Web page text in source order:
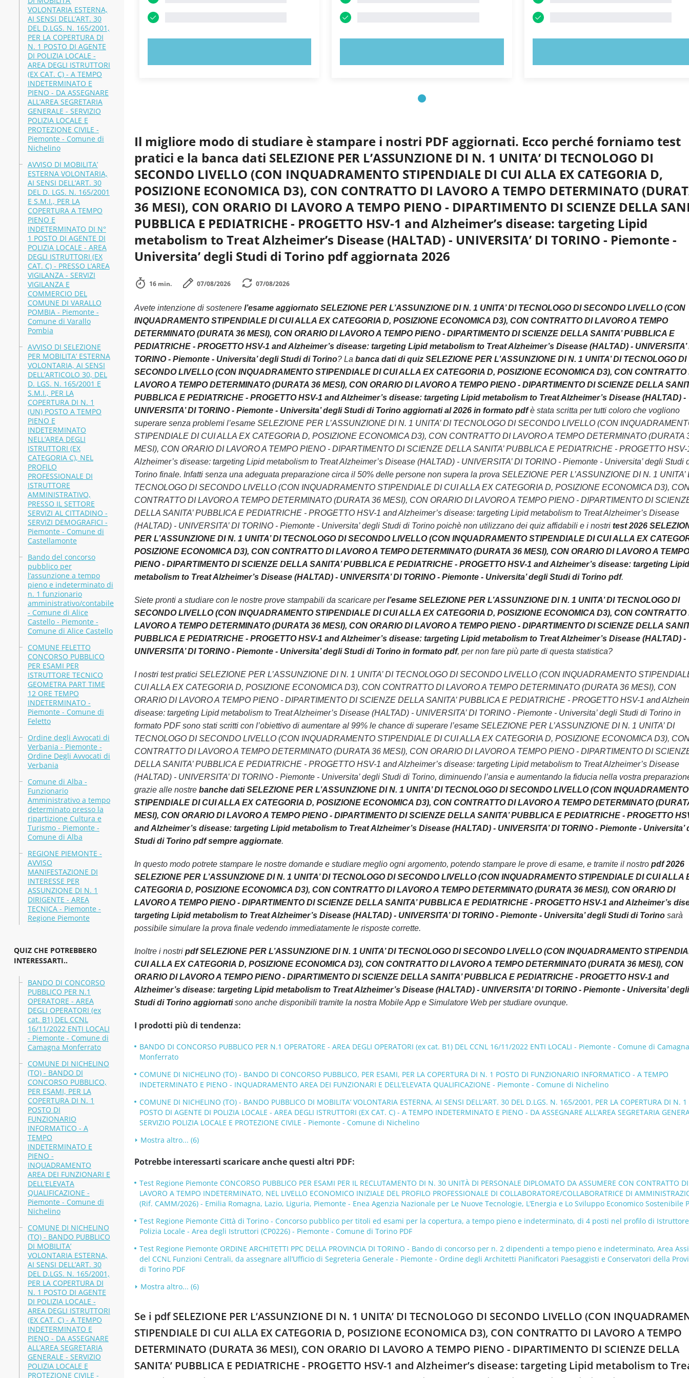
VOLONTARIA ESTERNA,
AI SENSI DELL’ART. 30
DEL D.LGS. N. 165/2001,
PER LA COPERTURA DI
N. 1 POSTO DI AGENTE
DI POLIZIA LOCALE -
AREA DEGLI ISTRUTTORI
(EX CAT. C) - A TEMPO
INDETERMINATO E
PIENO - DA ASSEGNARE
ALL’AREA SEGRETARIA
GENERALE - SERVIZIO
POLIZIA LOCALE E
PROTEZIONE CIVILE -
Piemonte - Comune di
Nichelino
AVVISO DI MOBILITA’
ESTERNA VOLONTARIA,
AI SENSI DELL’ART. 30
DEL D. LGS. N. 165/2001
E S.M.I., PER LA
COPERTURA A TEMPO
PIENO E
INDETERMINATO DI N°
1 POSTO DI AGENTE DI
POLIZIA LOCALE - AREA
DEGLI ISTRUTTORI (EX
CAT. C) - PRESSO L’AREA
VIGILANZA - SERVIZI
VIGILANZA E
COMMERCIO DEL
COMUNE DI VARALLO
POMBIA - Piemonte -
Comune di Varallo
Pombia
AVVISO DI SELEZIONE
PER MOBILITA’ ESTERNA
VOLONTARIA, AI SENSI
DELL’ARTICOLO 30, DEL
D. LGS. N. 165/2001 E
S.M.I., PER LA
COPERTURA DI N. 1
(UN) POSTO A TEMPO
PIENO E
INDETERMINATO
NELL’AREA DEGLI
ISTRUTTORI (EX
CATEGORIA C), NEL
PROFILO
PROFESSIONALE DI
ISTRUTTORE
AMMINISTRATIVO,
PRESSO IL SETTORE
SERVIZI AL CITTADINO -
SERVIZI DEMOGRAFICI -
Piemonte - Comune di
Castellamonte
Bando del concorso
pubblico per
l’assunzione a tempo
pieno e indeterminato di
n. 1 funzionario
amministrativo/contabile
- Comune di Alice
Castello - Piemonte -
Comune di Alice Castello
COMUNE FELETTO
CONCORSO PUBBLICO
PER ESAMI PER
ISTRUTTORE TECNICO
GEOMETRA PART TIME
12 ORE TEMPO
INDETERMINATO -
Piemonte - Comune di
Feletto
Ordine degli Avvocati di
Verbania - Piemonte -
Ordine Degli Avvocati di
Verbania
Comune di Alba -
Funzionario
Amministrativo a tempo
determinato presso la
ripartizione Cultura e
Turismo - Piemonte -
Comune di Alba
REGIONE PIEMONTE -
AVVISO
MANIFESTAZIONE DI
INTERESSE PER
ASSUNZIONE DI N. 1
DIRIGENTE - AREA
TECNICA - Piemonte -
Regione Piemonte
QUIZ CHE POTREBBERO
INTERESSARTI..
BANDO DI CONCORSO
PUBBLICO PER N.1
OPERATORE - AREA
DEGLI OPERATORI (ex
cat. B1) DEL CCNL
16/11/2022 ENTI LOCALI
- Piemonte - Comune di
Camagna Monferrato
COMUNE DI NICHELINO
(TO) - BANDO DI
CONCORSO PUBBLICO,
PER ESAMI, PER LA
COPERTURA DI N. 1
POSTO DI
FUNZIONARIO
INFORMATICO - A
TEMPO
INDETERMINATO E
PIENO -
INQUADRAMENTO
AREA DEI FUNZIONARI E
DELL’ELEVATA
QUALIFICAZIONE -
Piemonte - Comune di
Nichelino
COMUNE DI NICHELINO
(TO) - BANDO PUBBLICO
DI MOBILITA’
VOLONTARIA ESTERNA,
AI SENSI DELL’ART. 30
DEL D.LGS. N. 165/2001,
PER LA COPERTURA DI
N. 1 POSTO DI AGENTE
DI POLIZIA LOCALE -
AREA DEGLI ISTRUTTORI
(EX CAT. C) - A TEMPO
INDETERMINATO E
PIENO - DA ASSEGNARE
ALL’AREA SEGRETARIA
GENERALE - SERVIZIO
POLIZIA LOCALE E
PROTEZIONE CIVILE -
Il migliore modo di studiare è stampare i nostri PDF aggiornati. Ecco perché forniamo test
pratici e la banca dati SELEZIONE PER L’ASSUNZIONE DI N. 1 UNITA’ DI TECNOLOGO DI
SECONDO LIVELLO (CON INQUADRAMENTO STIPENDIALE DI CUI ALLA EX CATEGORIA D,
POSIZIONE ECONOMICA D3), CON CONTRATTO DI LAVORO A TEMPO DETERMINATO
36 MESI), CON ORARIO DI LAVORO A TEMPO PIENO - DIPARTIMENTO DI SCIENZE DELLA
PUBBLICA E PEDIATRICHE - PROGETTO HSV-1 and Alzheimer’s disease: targeting Lipid
metabolism to Treat Alzheimer’s Disease (HALTAD) - UNIVERSITA’ DI TORINO - Piemonte -
Universita’ degli Studi di Torino pdf aggiornata 2026
16 min. 07/08/2026 07/08/2026
Avete intenzione di sostenere l’esame aggiornato SELEZIONE PER L’ASSUNZIONE DI N. 1 UNITA’ DI TECNOLOGO DI SECONDO LIVELLO (CON
INQUADRAMENTO STIPENDIALE DI CUI ALLA EX CATEGORIA D, POSIZIONE ECONOMICA D3), CON CONTRATTO DI LAVORO A TEMPO
DETERMINATO (DURATA 36 MESI), CON ORARIO DI LAVORO A TEMPO PIENO - DIPARTIMENTO DI SCIENZE DELLA SANITA’ PUBBLICA E
PEDIATRICHE - PROGETTO HSV-1 and Alzheimer’s disease: targeting Lipid metabolism to Treat Alzheimer’s Disease (HALTAD) - UNIVERSITA’
TORINO - Piemonte - Universita’ degli Studi di Torino? La banca dati di quiz SELEZIONE PER L’ASSUNZIONE DI N. 1 UNITA’ DI TECNOLOGO DI
SECONDO LIVELLO (CON INQUADRAMENTO STIPENDIALE DI CUI ALLA EX CATEGORIA D, POSIZIONE ECONOMICA D3), CON CONTRATTO
LAVORO A TEMPO DETERMINATO (DURATA 36 MESI), CON ORARIO DI LAVORO A TEMPO PIENO - DIPARTIMENTO DI SCIENZE DELLA
PUBBLICA E PEDIATRICHE - PROGETTO HSV-1 and Alzheimer’s disease: targeting Lipid metabolism to Treat Alzheimer’s Disease (HALTAD) -
UNIVERSITA’ DI TORINO - Piemonte - Universita’ degli Studi di Torino aggiornati al 2026 in formato pdfè stata scritta per tutti coloro che vogliono
superare senza problemi l’esame SELEZIONE PER L’ASSUNZIONE DI N. 1 UNITA’ DI TECNOLOGO DI SECONDO LIVELLO (CON
STIPENDIALE DI CUI ALLA EX CATEGORIA D, POSIZIONE ECONOMICA D3), CON CONTRATTO DI LAVORO A TEMPO DETERMINATO (DURATA
MESI), CON ORARIO DI LAVORO A TEMPO PIENO - DIPARTIMENTO DI SCIENZE DELLA SANITA’ PUBBLICA E PEDIATRICHE - PROGETTO HSV-
Alzheimer’s disease: targeting Lipid metabolism to Treat Alzheimer’s Disease (HALTAD) - UNIVERSITA’ DI TORINO - Piemonte - Universita’ degli Studi
Torino finale. Infatti senza una adeguata preparazione circa il 50% delle persone non supera la prova SELEZIONE PER L’ASSUNZIONE DI N. 1 UNITA’
TECNOLOGO DI SECONDO LIVELLO (CON INQUADRAMENTO STIPENDIALE DI CUI ALLA EX CATEGORIA D, POSIZIONE ECONOMICA D3),
CONTRATTO DI LAVORO A TEMPO DETERMINATO (DURATA 36 MESI), CON ORARIO DI LAVORO A TEMPO PIENO - DIPARTIMENTO DI
DELLA SANITA’ PUBBLICA E PEDIATRICHE - PROGETTO HSV-1 and Alzheimer’s disease: targeting Lipid metabolism to Treat Alzheimer’s Disease
(HALTAD) - UNIVERSITA’ DI TORINO - Piemonte - Universita’ degli Studi di Torino poichè non utilizzano dei quiz affidabili e i nostri test 2026
PER L’ASSUNZIONE DI N. 1 UNITA’ DI TECNOLOGO DI SECONDO LIVELLO (CON INQUADRAMENTO STIPENDIALE DI CUI ALLA EX
POSIZIONE ECONOMICA D3), CON CONTRATTO DI LAVORO A TEMPO DETERMINATO (DURATA 36 MESI), CON ORARIO DI LAVORO A TEMPO
PIENO - DIPARTIMENTO DI SCIENZE DELLA SANITA’ PUBBLICA E PEDIATRICHE - PROGETTO HSV-1 and Alzheimer’s disease: targeting Lipid
metabolism to Treat Alzheimer’s Disease (HALTAD) - UNIVERSITA’ DI TORINO - Piemonte - Universita’ degli Studi di Torino pdf.
Siete pronti a studiare con le nostre prove stampabili da scaricare perl’esame SELEZIONE PER L’ASSUNZIONE DI N. 1 UNITA’ DI TECNOLOGO DI
SECONDO LIVELLO (CON INQUADRAMENTO STIPENDIALE DI CUI ALLA EX CATEGORIA D, POSIZIONE ECONOMICA D3), CON CONTRATTO
LAVORO A TEMPO DETERMINATO (DURATA 36 MESI), CON ORARIO DI LAVORO A TEMPO PIENO - DIPARTIMENTO DI SCIENZE DELLA
PUBBLICA E PEDIATRICHE - PROGETTO HSV-1 and Alzheimer’s disease: targeting Lipid metabolism to Treat Alzheimer’s Disease (HALTAD) -
UNIVERSITA’ DI TORINO - Piemonte - Universita’ degli Studi di Torino in formato pdf, per non fare più parte di questa statistica?
I nostri test pratici SELEZIONE PER L’ASSUNZIONE DI N. 1 UNITA’ DI TECNOLOGO DI SECONDO LIVELLO (CON INQUADRAMENTO
CUI ALLA EX CATEGORIA D, POSIZIONE ECONOMICA D3), CON CONTRATTO DI LAVORO A TEMPO DETERMINATO (DURATA 36 MESI), CON
ORARIO DI LAVORO A TEMPO PIENO - DIPARTIMENTO DI SCIENZE DELLA SANITA’ PUBBLICA E PEDIATRICHE - PROGETTO HSV-1 and
disease: targeting Lipid metabolism to Treat Alzheimer’s Disease (HALTAD) - UNIVERSITA’ DI TORINO - Piemonte - Universita’ degli Studi di Torino in
formato PDF sono stati scritti con l’obiettivo di aumentare al 99% le chance di superare l’esame SELEZIONE PER L’ASSUNZIONE DI N. 1 UNITA’ DI
TECNOLOGO DI SECONDO LIVELLO (CON INQUADRAMENTO STIPENDIALE DI CUI ALLA EX CATEGORIA D, POSIZIONE ECONOMICA D3),
CONTRATTO DI LAVORO A TEMPO DETERMINATO (DURATA 36 MESI), CON ORARIO DI LAVORO A TEMPO PIENO - DIPARTIMENTO DI
DELLA SANITA’ PUBBLICA E PEDIATRICHE - PROGETTO HSV-1 and Alzheimer’s disease: targeting Lipid metabolism to Treat Alzheimer’s Disease
(HALTAD) - UNIVERSITA’ DI TORINO - Piemonte - Universita’ degli Studi di Torino, diminuendo l’ansia e aumentando la fiducia nella vostra
grazie alle nostre banche dati SELEZIONE PER L’ASSUNZIONE DI N. 1 UNITA’ DI TECNOLOGO DI SECONDO LIVELLO (CON INQUADRAMENTO
STIPENDIALE DI CUI ALLA EX CATEGORIA D, POSIZIONE ECONOMICA D3), CON CONTRATTO DI LAVORO A TEMPO DETERMINATO
MESI), CON ORARIO DI LAVORO A TEMPO PIENO - DIPARTIMENTO DI SCIENZE DELLA SANITA’ PUBBLICA E PEDIATRICHE - PROGETTO
and Alzheimer’s disease: targeting Lipid metabolism to Treat Alzheimer’s Disease (HALTAD) - UNIVERSITA’ DI TORINO - Piemonte - Universita’
Studi di Torino pdf sempre aggiornate.
In questo modo potrete stampare le nostre domande e studiare meglio ogni argomento, potendo stampare le prove di esame, e tramite il nostro pdf 2026
SELEZIONE PER L’ASSUNZIONE DI N. 1 UNITA’ DI TECNOLOGO DI SECONDO LIVELLO (CON INQUADRAMENTO STIPENDIALE DI CUI ALLA
CATEGORIA D, POSIZIONE ECONOMICA D3), CON CONTRATTO DI LAVORO A TEMPO DETERMINATO (DURATA 36 MESI), CON ORARIO DI
LAVORO A TEMPO PIENO - DIPARTIMENTO DI SCIENZE DELLA SANITA’ PUBBLICA E PEDIATRICHE - PROGETTO HSV-1 and Alzheimer’s
targeting Lipid metabolism to Treat Alzheimer’s Disease (HALTAD) - UNIVERSITA’ DI TORINO - Piemonte - Universita’ degli Studi di Torinosarà
possibile simulare la prova finale vedendo immediatamente le risposte corrette.
Inoltre i nostri pdf SELEZIONE PER L’ASSUNZIONE DI N. 1 UNITA’ DI TECNOLOGO DI SECONDO LIVELLO (CON INQUADRAMENTO
CUI ALLA EX CATEGORIA D, POSIZIONE ECONOMICA D3), CON CONTRATTO DI LAVORO A TEMPO DETERMINATO (DURATA 36 MESI), CON
ORARIO DI LAVORO A TEMPO PIENO - DIPARTIMENTO DI SCIENZE DELLA SANITA’ PUBBLICA E PEDIATRICHE - PROGETTO HSV-1 and
Alzheimer’s disease: targeting Lipid metabolism to Treat Alzheimer’s Disease (HALTAD) - UNIVERSITA’ DI TORINO - Piemonte - Universita’ degli
Studi di Torino aggiornatisono anche disponibili tramite la nostra Mobile App e Simulatore Web per studiare ovunque.
I prodotti più di tendenza:
BANDO DI CONCORSO PUBBLICO PER N.1 OPERATORE - AREA DEGLI OPERATORI (ex cat. B1) DEL CCNL 16/11/2022 ENTI LOCALI - Piemonte - Comune di Camagna
Monferrato
COMUNE DI NICHELINO (TO) - BANDO DI CONCORSO PUBBLICO, PER ESAMI, PER LA COPERTURA DI N. 1 POSTO DI FUNZIONARIO INFORMATICO - A TEMPO
INDETERMINATO E PIENO - INQUADRAMENTO AREA DEI FUNZIONARI E DELL’ELEVATA QUALIFICAZIONE - Piemonte - Comune di Nichelino
COMUNE DI NICHELINO (TO) - BANDO PUBBLICO DI MOBILITA’ VOLONTARIA ESTERNA, AI SENSI DELL’ART. 30 DEL D.LGS. N. 165/2001, PER LA COPERTURA DI N. 1
POSTO DI AGENTE DI POLIZIA LOCALE - AREA DEGLI ISTRUTTORI (EX CAT. C) - A TEMPO INDETERMINATO E PIENO - DA ASSEGNARE ALL’AREA SEGRETARIA
SERVIZIO POLIZIA LOCALE E PROTEZIONE CIVILE - Piemonte - Comune di Nichelino
Mostra altro... (6)
Potrebbe interessarti scaricare anche questi altri PDF:
Test Regione Piemonte CONCORSO PUBBLICO PER ESAMI PER IL RECLUTAMENTO DI N. 30 UNITÀ DI PERSONALE DIPLOMATO DA ASSUMERE CON CONTRATTO DI
LAVORO A TEMPO INDETERMINATO, NEL LIVELLO ECONOMICO INIZIALE DEL PROFILO PROFESSIONALE DI COLLABORATORE/COLLABORATRICE DI
(Rif. CAMM/2026) - Emilia Romagna, Lazio, Liguria, Piemonte - Enea Agenzia Nazionale per Le Nuove Tecnologie, L’Energia e Lo Sviluppo Economico Sostenibile
Test Regione Piemonte Città di Torino - Concorso pubblico per titoli ed esami per la copertura, a tempo pieno e indeterminato, di 4 posti nel profilo di Istruttore
Polizia Locale - Area degli Istruttori (CP0226) - Piemonte - Comune di Torino PDF
Test Regione Piemonte ORDINE ARCHITETTI PPC DELLA PROVINCIA DI TORINO - Bando di concorso per n. 2 dipendenti a tempo pieno e indeterminato, Area
del CCNL Funzioni Centrali, da assegnare all’Ufficio di Segreteria Generale - Piemonte - Ordine degli Architetti Pianificatori Paesaggisti e Conservatori della
di Torino PDF
Mostra altro... (6)
Se i pdf SELEZIONE PER L’ASSUNZIONE DI N. 1 UNITA’ DI TECNOLOGO DI SECONDO LIVELLO (CON
STIPENDIALE DI CUI ALLA EX CATEGORIA D, POSIZIONE ECONOMICA D3), CON CONTRATTO DI LAVORO A TEMPO
DETERMINATO (DURATA 36 MESI), CON ORARIO DI LAVORO A TEMPO PIENO - DIPARTIMENTO DI SCIENZE DELLA
SANITA’ PUBBLICA E PEDIATRICHE - PROGETTO HSV-1 and Alzheimer’s disease: targeting Lipid metabolism to